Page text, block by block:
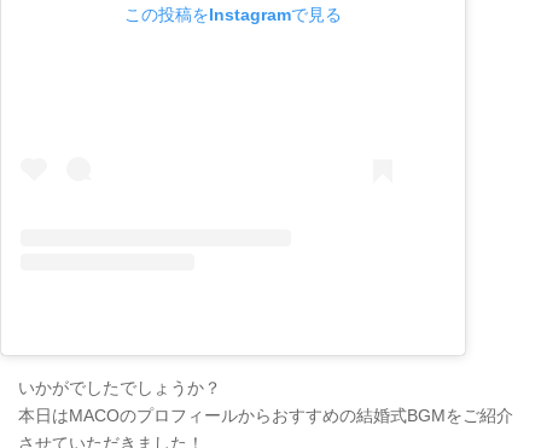
この投稿をInstagramで見る
いかがでしたでしょうか？
本日はMACOのプロフィールからおすすめの結婚式BGMをご紹介
させていただきました！